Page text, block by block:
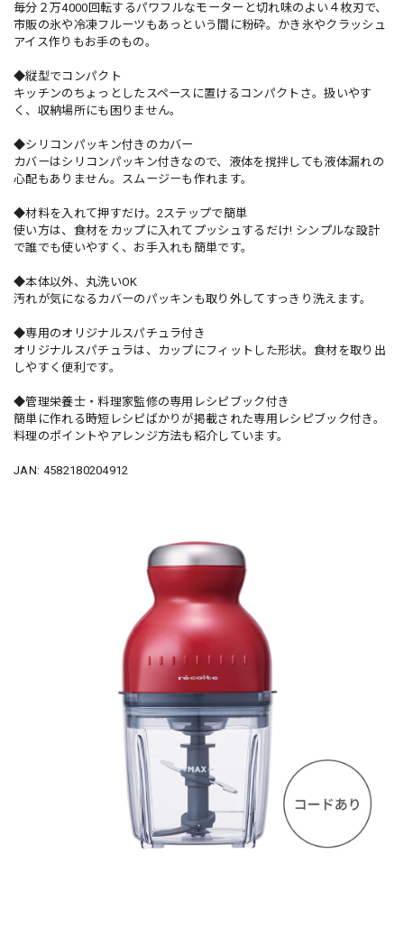
毎分２万4000回転するパワフルなモーターと切れ味のよい４枚刃で、
市販の氷や冷凍フルーツもあっという間に粉砕。かき氷やクラッシュ
アイス作りもお手のもの。
◆縦型でコンパクト
キッチンのちょっとしたスペースに置けるコンパクトさ。扱いやす
く、収納場所にも困りません。
◆シリコンパッキン付きのカバー
カバーはシリコンパッキン付きなので、液体を撹拌しても液体漏れの
心配もありません。スムージーも作れます。
◆材料を入れて押すだけ。2ステップで簡単
使い方は、食材をカップに入れてプッシュするだけ! シンプルな設計
で誰でも使いやすく、お手入れも簡単です。
◆本体以外、丸洗いOK
汚れが気になるカバーのパッキンも取り外してすっきり洗えます。
◆専用のオリジナルスパチュラ付き
オリジナルスパチュラは、カップにフィットした形状。食材を取り出
しやすく便利です。
◆管理栄養士・料理家監修の専用レシピブック付き
簡単に作れる時短レシピばかりが掲載された専用レシピブック付き。
料理のポイントやアレンジ方法も紹介しています。
JAN: 4582180204912